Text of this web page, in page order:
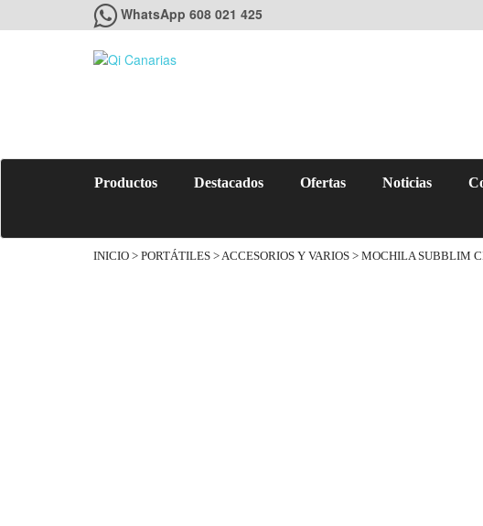
WhatsApp 608 021 425
Productos Destacados Ofertas Noticias
INICIO > PORTÁTILES >ACCESORIOS Y VARIOS > MOCHILA SUBBLIM